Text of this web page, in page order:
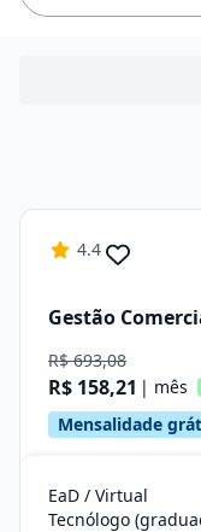
4.4
Gestão
R$ 693,08
R$ 158,21 | mês
Mensalidade
EaD / Virtual
Tecnólogo